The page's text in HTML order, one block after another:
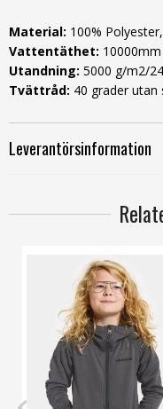
Material: 100%
Vattentäthet:
Utandning: 5000 g/m2/
Tvättråd: 40 grader utan
Leverantörsinformation